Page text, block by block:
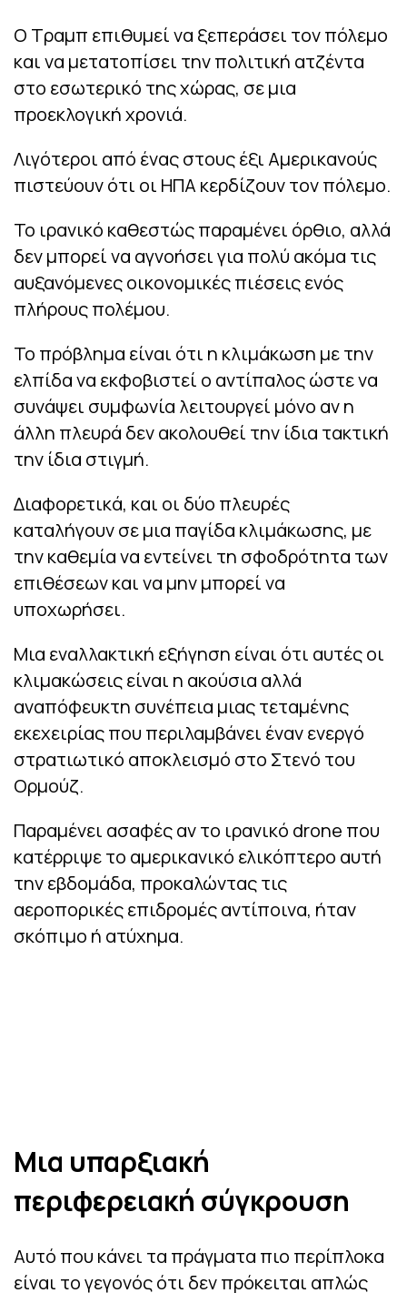
Ο Τραμπ επιθυμεί να ξεπεράσει τον πόλεμο
και να μετατοπίσει την πολιτική ατζέντα
στο εσωτερικό της χώρας, σε μια
προεκλογική χρονιά.
Λιγότεροι από ένας στους έξι Αμερικανούς
πιστεύουν ότι οι ΗΠΑ κερδίζουν τον πόλεμο.
Το ιρανικό καθεστώς παραμένει όρθιο, αλλά
δεν μπορεί να αγνοήσει για πολύ ακόμα τις
αυξανόμενες οικονομικές πιέσεις ενός
πλήρους πολέμου.
Το πρόβλημα είναι ότι η κλιμάκωση με την
ελπίδα να εκφοβιστεί ο αντίπαλος ώστε να
συνάψει συμφωνία λειτουργεί μόνο αν η
άλλη πλευρά δεν ακολουθεί την ίδια τακτική
την ίδια στιγμή.
Διαφορετικά, και οι δύο πλευρές
καταλήγουν σε μια παγίδα κλιμάκωσης, με
την καθεμία να εντείνει τη σφοδρότητα των
επιθέσεων και να μην μπορεί να
υποχωρήσει.
Μια εναλλακτική εξήγηση είναι ότι αυτές οι
κλιμακώσεις είναι η ακούσια αλλά
αναπόφευκτη συνέπεια μιας τεταμένης
εκεχειρίας που περιλαμβάνει έναν ενεργό
στρατιωτικό αποκλεισμό στο Στενό του
Ορμούζ.
Παραμένει ασαφές αν το ιρανικό drone που
κατέρριψε το αμερικανικό ελικόπτερο αυτή
την εβδομάδα, προκαλώντας τις
αεροπορικές επιδρομές αντίποινα, ήταν
σκόπιμο ή ατύχημα.
Μια υπαρξιακή
περιφερειακή σύγκρουση
Αυτό που κάνει τα πράγματα πιο περίπλοκα
είναι το γεγονός ότι δεν πρόκειται απλώς